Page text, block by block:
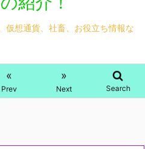
仮想通貨、社畜、お役立ち情報な
«
Prev
»
Next Search